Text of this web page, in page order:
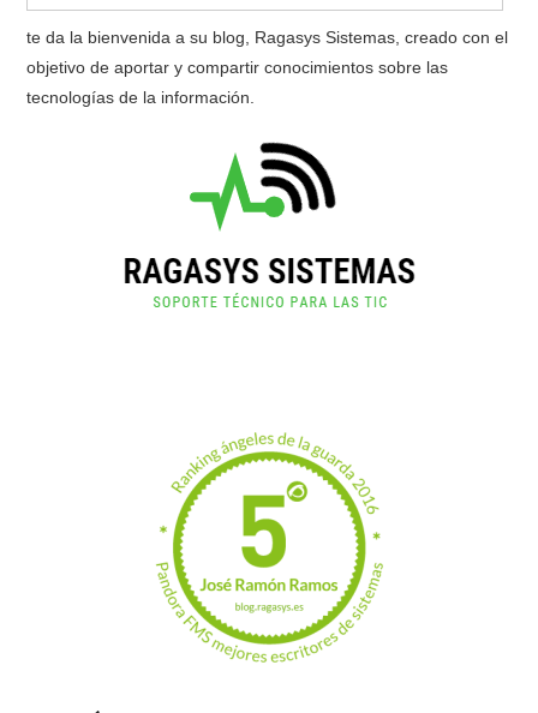
te da la bienvenida a su blog, Ragasys Sistemas, creado con el
objetivo de aportar y compartir conocimientos sobre las
tecnologías de la información.